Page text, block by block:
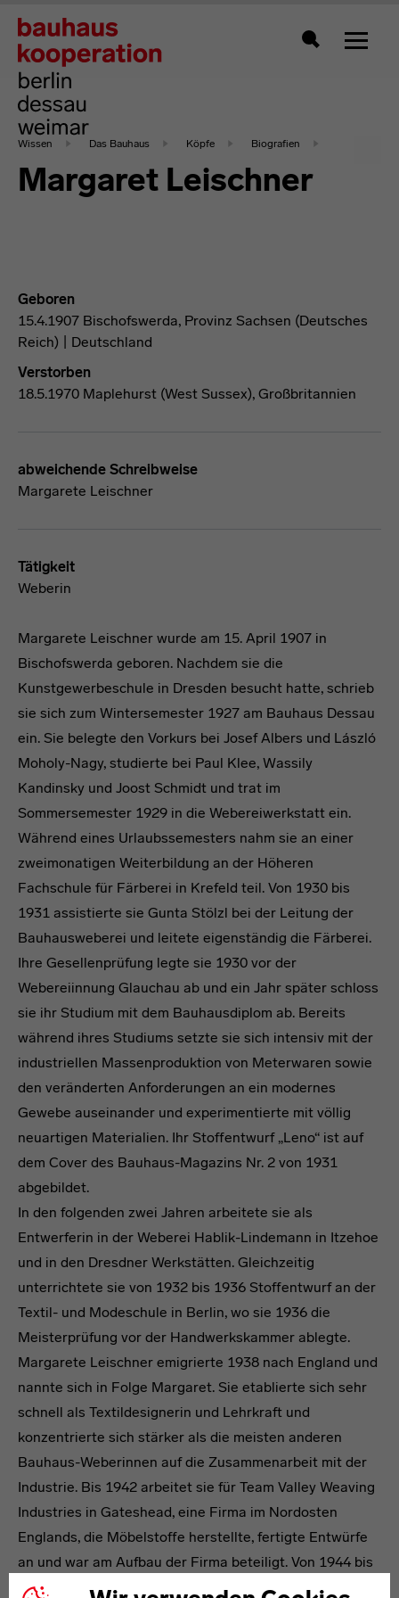
Zeigt
Wissen Das Bauhaus Köpfe Biografien
Margaret Leischner
Geboren
15.4.1907 Bischofswerda, Provinz Sachsen (Deutsches
Reich) | Deutschland
Verstorben
18.5.1970 Maplehurst (West Sussex), Großbritannien
abweichende Schreibweise
Margarete Leischner
Tätigkeit
Weberin
Margarete Leischner wurde am 15. April 1907 in
Bischofswerda geboren. Nachdem sie die
Kunstgewerbeschule in Dresden besucht hatte, schrieb
sie sich zum Wintersemester 1927 am Bauhaus Dessau
ein. Sie belegte den Vorkurs bei Josef Albers und László
Moholy-Nagy, studierte bei Paul Klee, Wassily
Kandinsky und Joost Schmidt und trat im
Sommersemester 1929 in die Webereiwerkstatt ein.
Während eines Urlaubssemesters nahm sie an einer
zweimonatigen Weiterbildung an der Höheren
Fachschule für Färberei in Krefeld teil. Von 1930 bis
1931 assistierte sie Gunta Stölzl bei der Leitung der
Bauhausweberei und leitete eigenständig die Färberei.
Ihre Gesellenprüfung legte sie 1930 vor der
Webereiinnung Glauchau ab und ein Jahr später schloss
sie ihr Studium mit dem Bauhausdiplom ab. Bereits
während ihres Studiums setzte sie sich intensiv mit der
industriellen Massenproduktion von Meterwaren sowie
den veränderten Anforderungen an ein modernes
Gewebe auseinander und experimentierte mit völlig
neuartigen Materialien. Ihr Stoffentwurf „Leno“ ist auf
dem Cover des Bauhaus-Magazins Nr. 2 von 1931
abgebildet.
In den folgenden zwei Jahren arbeitete sie als
Entwerferin in der Weberei Hablik-Lindemann in Itzehoe
und in den Dresdner Werkstätten. Gleichzeitig
unterrichtete sie von 1932 bis 1936 Stoffentwurf an der
Textil- und Modeschule in Berlin, wo sie 1936 die
Meisterprüfung vor der Handwerkskammer ablegte.
Margarete Leischner emigrierte 1938 nach England und
nannte sich in Folge Margaret. Sie etablierte sich sehr
schnell als Textildesignerin und Lehrkraft und
konzentrierte sich stärker als die meisten anderen
Bauhaus-Weberinnen auf die Zusammenarbeit mit der
Industrie. Bis 1942 arbeitet sie für Team Valley Weaving
Industries in Gateshead, eine Firma im Nordosten
Englands, die Möbelstoffe herstellte, fertigte Entwürfe
an und war am Aufbau der Firma beteiligt. Von 1944 bis
1950 entwarf und entwickelte sie neue Garne bei R.